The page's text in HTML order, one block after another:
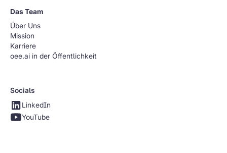
Das Team
Über Uns
Mission
Karriere
oee.ai in der Öffentlichkeit
Socials
LinkedIn
YouTube